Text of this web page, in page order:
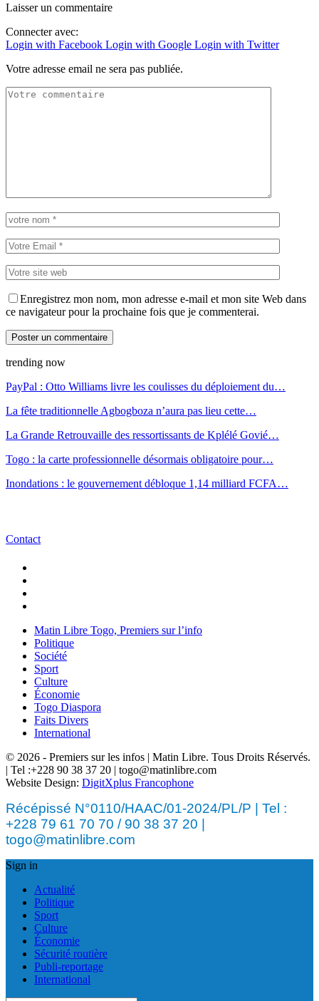
Laisser un commentaire
Connecter avec:
Login with Facebook Login with Google Login with Twitter
Votre adresse email ne sera pas publiée.
Enregistrez mon nom, mon adresse e-mail et mon site Web dans
ce navigateur pour la prochaine fois que je commenterai.
trending now
PayPal : Otto Williams livre les coulisses du déploiement du…
La fête traditionnelle Agbogboza n’aura pas lieu cette…
La Grande Retrouvaille des ressortissants de Kplélé Govié…
Togo : la carte professionnelle désormais obligatoire pour…
Inondations : le gouvernement débloque 1,14 milliard FCFA…
Contact
Matin Libre Togo, Premiers sur l’info
Politique
Société
Sport
Culture
Économie
Togo Diaspora
Faits Divers
International
© 2026 - Premiers sur les infos | Matin Libre. Tous Droits Réservés.
| Tel :+228 90 38 37 20 | togo@matinlibre.com
Website Design: DigitXplus Francophone
Récépissé N°0110/HAAC/01-2024/PL/P | Tel :
+228 79 61 70 70 / 90 38 37 20 |
togo@matinlibre.com
Sign in
Actualité
Politique
Sport
Culture
Économie
Sécurité routière
Publi-reportage
International